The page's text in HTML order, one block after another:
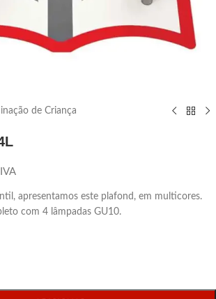
de Criança
apresentamos este plafond, em multicores.
com 4 lâmpadas GU10.